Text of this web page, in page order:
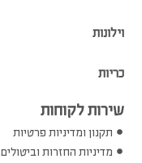
וילונות
כריות
שירות לקוחות
תקנון ומדיניות פרטיות
מדיניות החזרות וביטולים